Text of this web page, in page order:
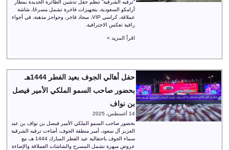
“ترفيه الشرقية” تنظم حفل تدشين الطائرة الجديدة بمطار
أرامكو السعودية، بتجهيزات فاخرة تشمل مسرحًا، شاشة
عملاقة، كراسي VIP، سجاد فاخر، وحواجز مذهبة، في أجواء
راقية تعكس الاحترافية.
اقرأ المزيد >
حفل أهالي الجوف بعيد الفطر 1444هـ
بحضور صاحب السمو الملكي الأمير فيصل
بن نواف
14 أغسطس، 2025
بحضور صاحب السمو الملكي الأمير فيصل بن نواف بن عبد
العزيز آل سعود، أمير منطقة الجوف، أضاءت ترفيه الشرقية
سماء الجوف باحتفالية عيد الفطر المبارك 1444 هـ، مع
عروض مبهرة تشمل المسرح والشاشات العملاقة والإضاءة